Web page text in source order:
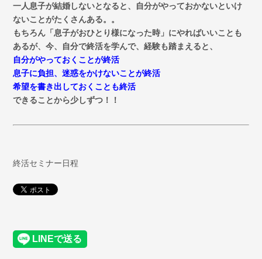
一人息子が結婚しないとなると、自分がやっておかないといけ
ないことがたくさんある。。
もちろん「息子がおひとり様になった時」にやればいいことも
あるが、今、自分で終活を学んで、経験も踏まえると、
自分がやっておくことが終活
息子に負担、迷惑をかけないことが終活
希望を書き出しておくことも終活
できることから少しずつ！！
終活セミナー日程